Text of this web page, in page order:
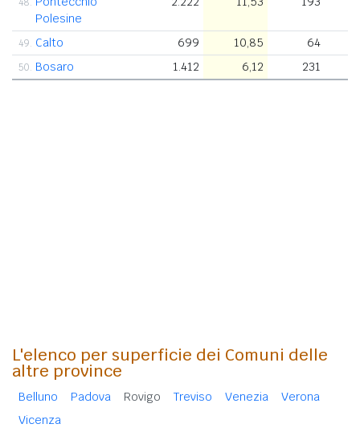
Polesine
49. Calto 699 10,85 64
50. Bosaro 1.412 6,12 231
L'elenco per superficie dei Comuni delle
altre province
Belluno Padova Rovigo Treviso Venezia
Verona
Vicenza